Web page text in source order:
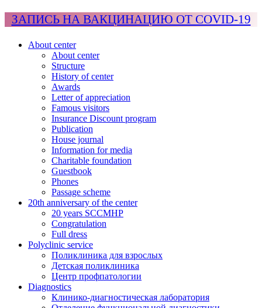
ЗАПИСЬ НА ВАКЦИНАЦИЮ ОТ COVID-19
About center
About center
Structure
History of center
Awards
Letter of appreciation
Famous visitors
Insurance Discount program
Publication
House journal
Information for media
Charitable foundation
Guestbook
Phones
Passage scheme
20th anniversary of the center
20 years SCCMHP
Congratulation
Full dress
Polyclinic service
Поликлиника для взрослых
Детская поликлиника
Центр профпатологии
Diagnostics
Клинико-диагностическая лаборатория